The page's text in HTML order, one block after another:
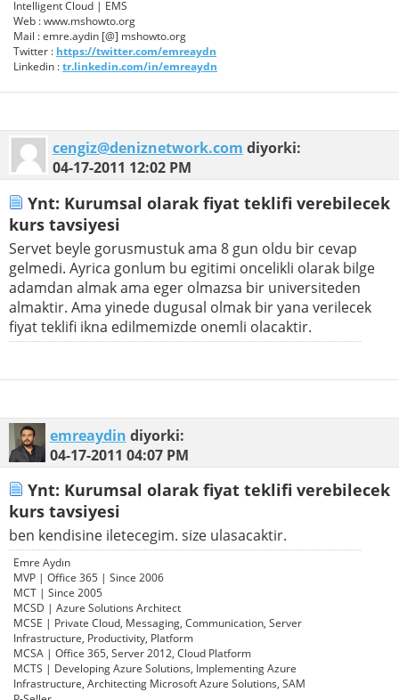
Intelligent Cloud | EMS
Web : www.mshowto.org
Mail : emre.aydin [@] mshowto.org
Twitter : https://twitter.com/emreaydn
Linkedin :tr.linkedin.com/in/emreaydn
cengiz@deniznetwork.com diyorki:
04-17-2011 12:02 PM
Ynt: Kurumsal olarak fiyat teklifi verebilecek
kurs tavsiyesi
Servet beyle gorusmustuk ama 8 gun oldu bir cevap
gelmedi. Ayrica gonlum bu egitimi oncelikli olarak bilge
adamdan almak ama eger olmazsa bir universiteden
almaktir. Ama yinede dugusal olmak bir yana verilecek
fiyat teklifi ikna edilmemizde onemli olacaktir.
emreaydin diyorki:
04-17-2011 04:07 PM
Ynt: Kurumsal olarak fiyat teklifi verebilecek
kurs tavsiyesi
ben kendisine iletecegim. size ulasacaktir.
Emre Aydın
MVP | Office 365 | Since 2006
MCT | Since 2005
MCSD | Azure Solutions Architect
MCSE | Private Cloud, Messaging, Communication, Server
Infrastructure, Productivity, Platform
MCSA | Office 365, Server 2012, Cloud Platform
MCTS | Developing Azure Solutions, Implementing Azure
Infrastructure, Architecting Microsoft Azure Solutions, SAM